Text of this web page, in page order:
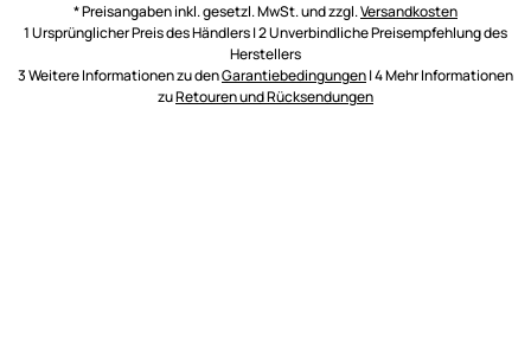
* Preisangaben inkl. gesetzl. MwSt. und zzgl.Versandkosten
1 Ursprünglicher Preis des Händlers | 2 Unverbindliche Preisempfehlung des
Herstellers
3 Weitere Informationen zu denGarantiebedingungen| 4 Mehr Informationen
zuRetouren und Rücksendungen